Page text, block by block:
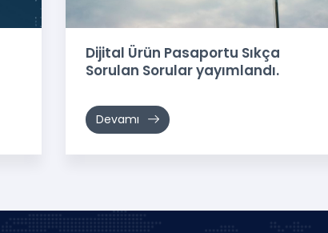
Dijital Ürün Pasaportu Sıkça
Sorulan Sorular yayımlandı.
Devamı